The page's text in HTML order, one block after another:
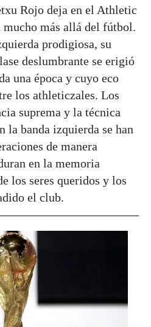
Rojo deja en el Athletic
más allá del fútbol.
prodigiosa, su
deslumbrante se erigió
una época y cuyo eco
los athleticzales. Los
suprema y la técnica
la banda izquierda se han
de manera
en la memoria
los seres queridos y los
el club.